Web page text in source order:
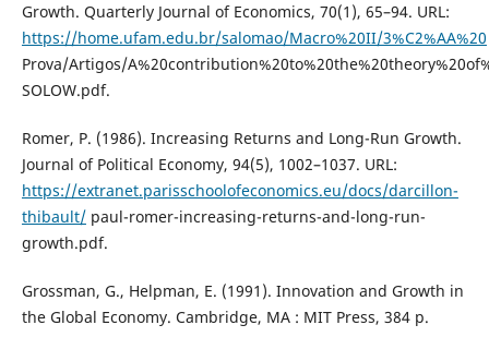
Growth. Quarterly Journal of Economics, 70(1), 65–94. URL:
https://home.ufam.edu.br/salomao/Macro%20II/3%C2%AA%20
Prova/Artigos/
SOLOW.pdf.
Romer, P. (1986). Increasing Returns and Long-Run Growth.
Journal of Political Economy, 94(5), 1002–1037. URL:
https://extranet.parisschoolofeconomics.eu/docs/darcillon-
thibault/paul-romer-increasing-returns-and-long-run-
growth.pdf.
Grossman, G., Helpman, E. (1991). Innovation and Growth in
the Global Economy. Cambridge, MA : MIT Press, 384 p.